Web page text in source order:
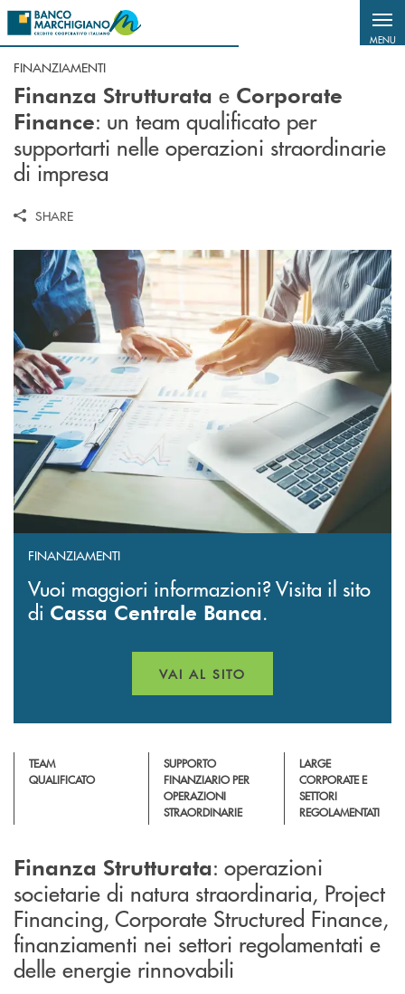
Salta al contenuto principale
MENU
FINANZIAMENTI
Finanza Strutturata e Corporate
Finance: un team qualificato per
supportarti nelle operazioni straordinarie
di impresa
SHARE
FINANZIAMENTI
Vuoi maggiori informazioni? Visita il sito
di Cassa Centrale Banca.
VAI AL SITO
TEAM
QUALIFICATO
SUPPORTO
FINANZIARIO PER
OPERAZIONI
STRAORDINARIE
LARGE
CORPORATE E
SETTORI
REGOLAMENTATI
Finanza Strutturata: operazioni
societarie di natura straordinaria, Project
Financing, Corporate Structured Finance,
finanziamenti nei settori regolamentati e
delle energie rinnovabili